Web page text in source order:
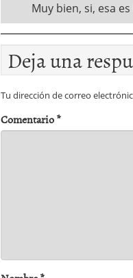
Muy bien, si, esa es
Deja una
Tu dirección de correo
Comentario*